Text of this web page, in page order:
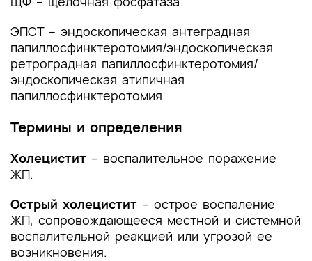
Список литературы
Приложение А1. Состав рабочей группы по
разработке и пересмотру клинических
рекомендаций
Приложение А2. Методология разработки
Приложение А3. Справочные материалы,
включая соответствие показаний к
применению и противопоказаний, способов
инструкции по применению лекарственного
препарата
Приложение Б. Алгоритмы действий врача
ЭПСТ – эндоскопическая антеградная
папиллосфинктеротомия/эндоскопическая
ретроградная папиллосфинктеротомия/
эндоскопическая атипичная
папиллосфинктеротомия
Термины и определения
Холецистит – воспалительное поражение
ЖП.
Острый холецистит – острое воспаление
ЖП, сопровождающееся местной и системной
воспалительной реакцией или угрозой ее
возникновения.